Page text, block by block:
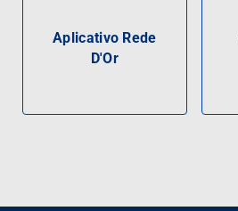
Aplicativo Rede
D'Or